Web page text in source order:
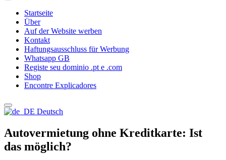
Startseite
Über
Auf der Website werben
Kontakt
Haftungsausschluss für Werbung
Whatsapp GB
Registe seu dominio .pt e .com
Shop
Encontre Explicadores
Deutsch
Autovermietung ohne Kreditkarte: Ist
das möglich?